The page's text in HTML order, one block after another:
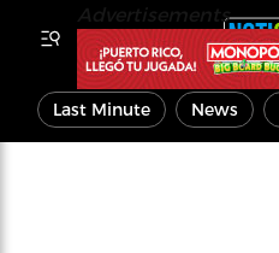
Last Minute News
Advertisements